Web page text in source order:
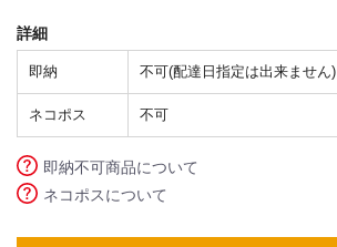
詳細
即納 不可(配達日指定は出来ません)
ネコポス 不可
即納不可商品について
ネコポスについて